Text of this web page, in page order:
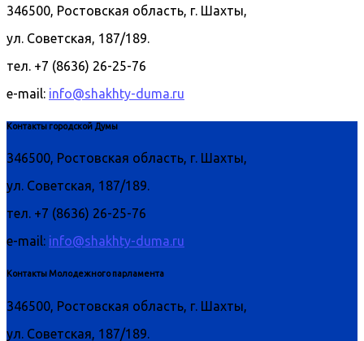
346500, Ростовская область, г. Шахты,
ул. Советская, 187/189.
тел. +7 (8636) 26-25-76
e-mail: info@shakhty-duma.ru
Контакты городской Думы
346500, Ростовская область, г. Шахты,
ул. Советская, 187/189.
тел. +7 (8636) 26-25-76
e-mail: info@shakhty-duma.ru
Контакты Молодежного парламента
346500, Ростовская область, г. Шахты,
ул. Советская, 187/189.